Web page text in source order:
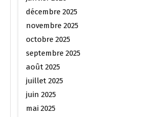
décembre 2025
novembre 2025
octobre 2025
septembre 2025
août 2025
juillet 2025
juin 2025
mai 2025